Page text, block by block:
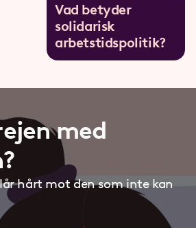
Vad betyder
solidarisk
arbetstidspolitik?
med
hårt mot den som inte kan